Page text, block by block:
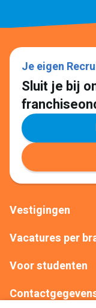
Je eigen
Sluit je bij
Vestigingen
Vacatures per
Voor studenten